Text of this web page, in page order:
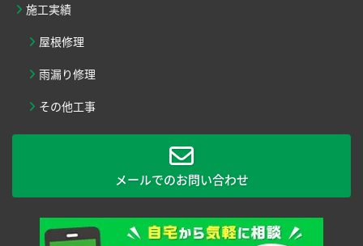
施工実績
屋根修理
雨漏り修理
その他工事
メールでのお問い合わせ